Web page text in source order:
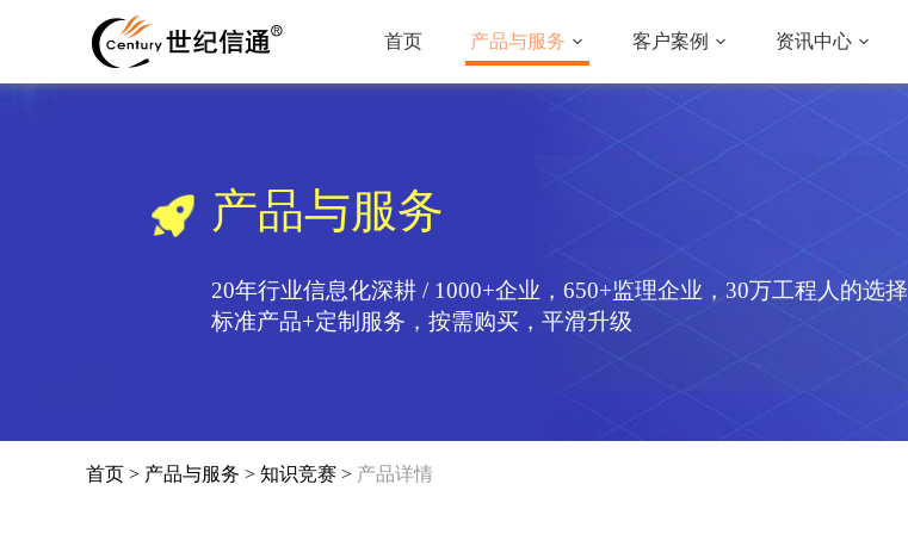
首页 产品与服务 客户案例 资讯中心
产品与服务
20年行业信息化深耕 / 1000+企业，650+监理企业，30万工程人的选择
标准产品+定制服务，按需购买，平滑升级
首页 > 产品与服务 > 知识竞赛 > 产品详情